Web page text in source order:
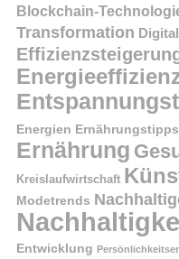
Blockchain-
Transformation
Energien Ernährungstipps
Ernährung
Kreislaufwirtschaft
Modetrends
Entwicklung